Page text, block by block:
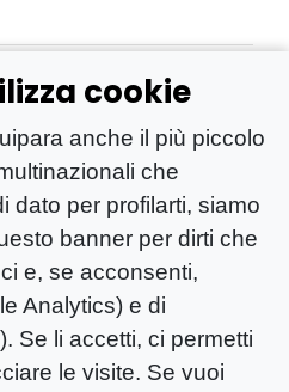
cookie
anche il più piccolo
che
dato per profilarti, siamo
banner per dirti che
e, se acconsenti,
Analytics) e di
Se li accetti, ci permetti
le visite. Se vuoi